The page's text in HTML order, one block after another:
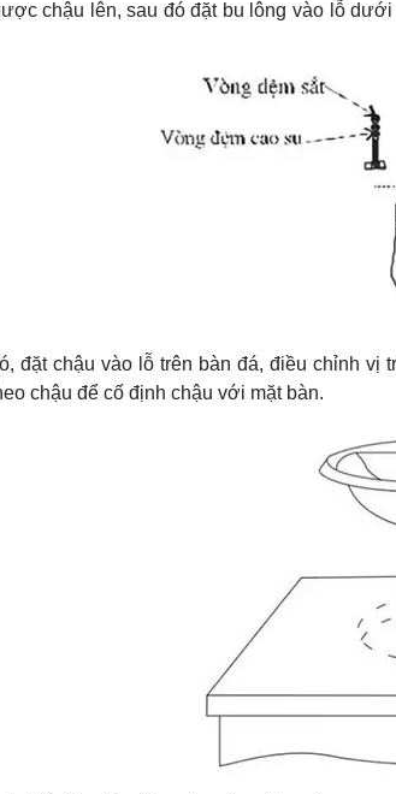
chậu lên, sau đó đặt bu lông vào lỗ
đặt chậu vào lỗ trên bàn đá, điều chỉnh
chậu để cố định chậu với mặt bàn.